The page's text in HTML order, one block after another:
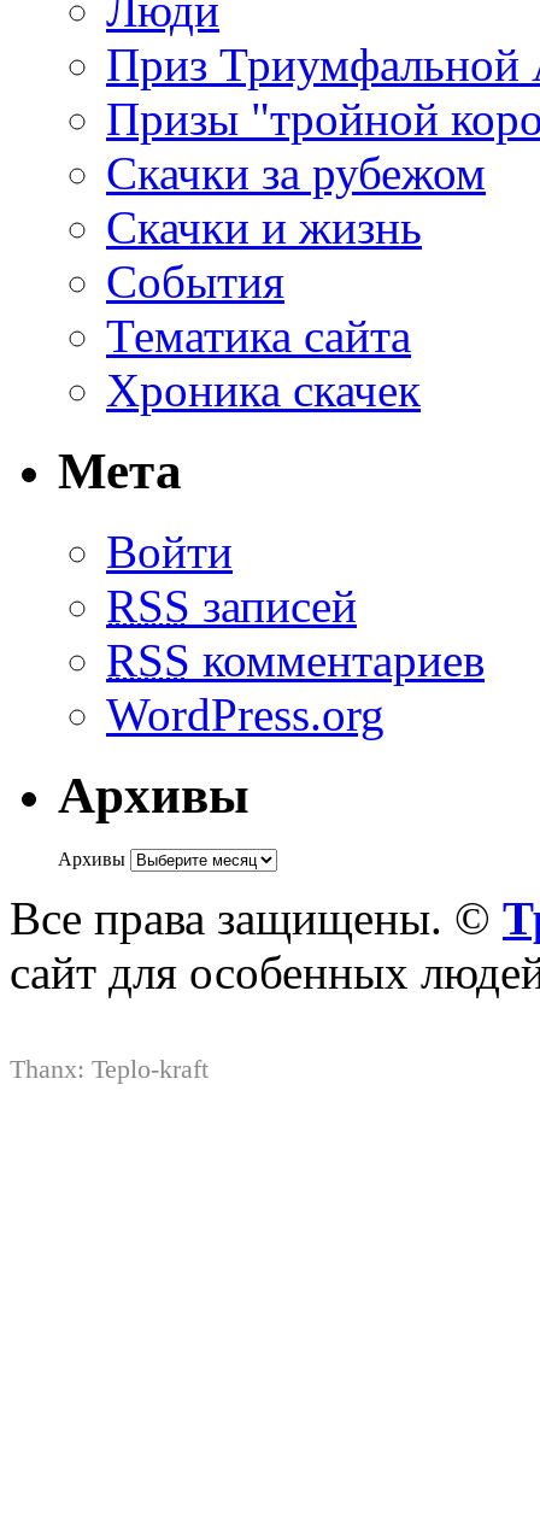
Приз Триумфальной
Призы "тройной
Скачки за рубежом
Скачки и жизнь
События
Тематика сайта
Хроника скачек
Мета
Войти
RSS записей
RSS комментариев
WordPress.org
Архивы
Архивы
Все права защищены. ©
сайт для особенных
Thanx: Teplo-kraft